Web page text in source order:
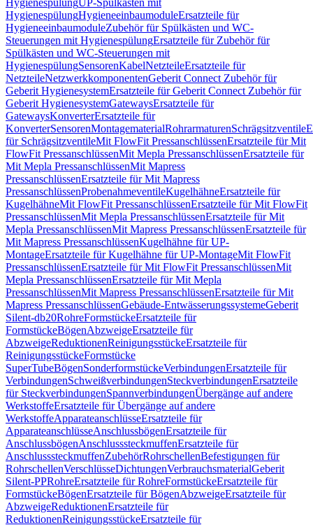
HygienespülungUP-Spülkästen mit
HygienespülungHygieneeinbaumoduleErsatzteile für
HygieneeinbaumoduleZubehör für Spülkästen und WC-
Steuerungen mit HygienespülungErsatzteile für Zubehör für
Spülkästen und WC-Steuerungen mit
HygienespülungSensorenKabelNetzteileErsatzteile für
NetzteileNetzwerkkomponentenGeberit Connect Zubehör für
Geberit HygienesystemErsatzteile für Geberit Connect Zubehör für
Geberit HygienesystemGatewaysErsatzteile für
GatewaysKonverterErsatzteile für
KonverterSensorenMontagematerialRohrarmaturenSchrägsitzventile
für SchrägsitzventileMit FlowFit PressanschlüssenErsatzteile für Mit
FlowFit PressanschlüssenMit Mepla PressanschlüssenErsatzteile für
Mit Mepla PressanschlüssenMit Mapress
PressanschlüssenErsatzteile für Mit Mapress
PressanschlüssenProbenahmeventileKugelhähneErsatzteile für
KugelhähneMit FlowFit PressanschlüssenErsatzteile für Mit FlowFit
PressanschlüssenMit Mepla PressanschlüssenErsatzteile für Mit
Mepla PressanschlüssenMit Mapress PressanschlüssenErsatzteile für
Mit Mapress PressanschlüssenKugelhähne für UP-
MontageErsatzteile für Kugelhähne für UP-MontageMit FlowFit
PressanschlüssenErsatzteile für Mit FlowFit PressanschlüssenMit
Mepla PressanschlüssenErsatzteile für Mit Mepla
PressanschlüssenMit Mapress PressanschlüssenErsatzteile für Mit
Mapress PressanschlüssenGebäude-EntwässerungssystemeGeberit
Silent-db20RohreFormstückeErsatzteile für
FormstückeBögenAbzweigeErsatzteile für
AbzweigeReduktionenReinigungsstückeErsatzteile für
ReinigungsstückeFormstücke
SuperTubeBögenSonderformstückeVerbindungenErsatzteile für
VerbindungenSchweißverbindungenSteckverbindungenErsatzteile
für SteckverbindungenSpannverbindungenÜbergänge auf andere
WerkstoffeErsatzteile für Übergänge auf andere
WerkstoffeApparateanschlüsseErsatzteile für
ApparateanschlüsseAnschlussbögenErsatzteile für
AnschlussbögenAnschlusssteckmuffenErsatzteile für
AnschlusssteckmuffenZubehörRohrschellenBefestigungen für
RohrschellenVerschlüsseDichtungenVerbrauchsmaterialGeberit
Silent-PPRohreErsatzteile für RohreFormstückeErsatzteile für
FormstückeBögenErsatzteile für BögenAbzweigeErsatzteile für
AbzweigeReduktionenErsatzteile für
ReduktionenReinigungsstückeErsatzteile für